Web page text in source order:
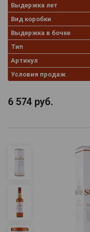
Выдержка лет
Вид коробки
Выдержка в бочке
Тип
Артикул
Условия продаж
6 574 руб.